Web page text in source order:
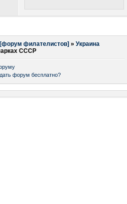
филателистов] »Украина
СССР